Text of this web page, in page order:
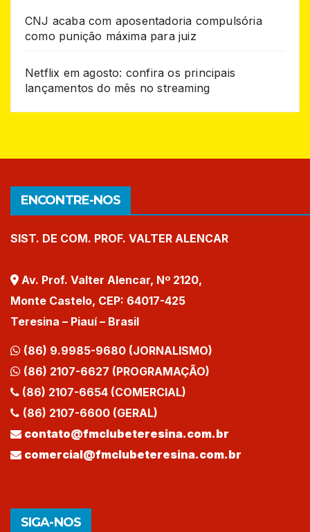
CNJ acaba com aposentadoria compulsória
como punição máxima para juiz
Netflix em agosto: confira os principais
lançamentos do mês no streaming
ENCONTRE-NOS
SIST. DE COM. PROF. VALTER ALENCAR
Av. Prof. Valter Alencar, Nº 2120,
Monte Castelo, CEP: 64017-425
Teresina – Piauí – Brasil
(86) 9.9985-9680 (JORNALISMO)
(86) 2107-6627 (PROGRAMAÇÃO)
(86) 2107-6654 (COMERCIAL)
(86) 2107-6600 (GERAL)
contato@fmclubeteresina.com.br
comercial@fmclubeteresina.com.br
SIGA-NOS